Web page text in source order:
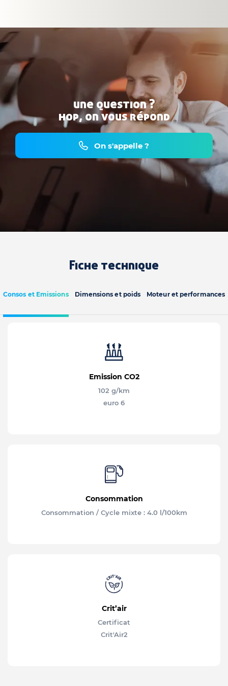
une question ?
hop, on vous répond
On s'appelle ?
Fiche technique
Consos et Emissions Dimensions et poids Moteur et performances
Emission CO2
102 g/km
euro 6
Consommation
Consommation / Cycle mixte : 4.0 l/100km
Crit’air
Certificat
Crit'Air2